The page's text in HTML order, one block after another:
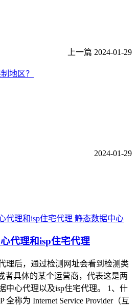
上一篇 2024-01-29
地区？
2024-01-29
静态数据中心
代理和isp住宅代理
理后，通过检测网址会看到检测类
者具体的某个运营商，代表这是两
中心代理以及isp住宅代理。 1、什
全称为 Internet Service Provider（互